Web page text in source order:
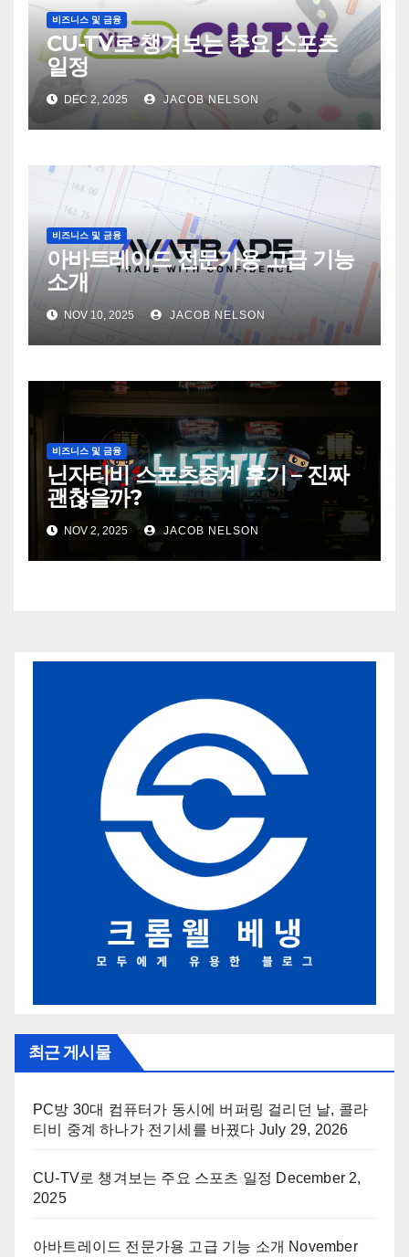
비즈니스 및 금융
CU-TV로 챙겨보는 주요 스포츠
일정
DEC 2, 2025 JACOB NELSON
비즈니스 및 금융
아바트레이드 전문가용 고급 기능
소개
NOV 10, 2025 JACOB NELSON
비즈니스 및 금융
닌자티비 스포츠중계 후기 – 진짜
괜찮을까?
NOV 2, 2025 JACOB NELSON
최근 게시물
PC방 30대 컴퓨터가 동시에 버퍼링 걸리던 날, 콜라
티비 중계 하나가 전기세를 바꿨다 July 29, 2026
CU-TV로 챙겨보는 주요 스포츠 일정 December 2,
2025
아바트레이드 전문가용 고급 기능 소개 November